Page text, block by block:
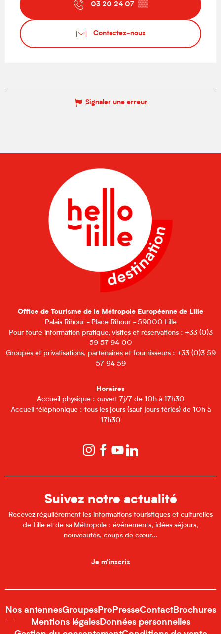
03 20 24 07 ▒▒
Contactez-nous
Signaler une erreur
Office de Tourisme de la Métropole Européenne de Lille
Palais Rihour - Place Rihour - 59000 Lille
Pour toute information pratique, visites et réservations : +33 (0)3
59 57 94 00
Groupes et privatisations, partenaires et fournisseurs : +33 (0)3 59
57 94 59
Horaires
Accueil physique : ouvert 7j/7 de 10h à 17h30
Accueil téléphonique : tous les jours (sauf jours fériés) de 10h à
17h30
Suivez notre actualité
Recevez régulièrement les informations touristiques et culturelles
de Lille et de sa Métropole : événements, idées séjours,
nouveautés, coups de cœur...
Je m'inscris
Nos antennesGroupesPro PresseContactBrochures
Mentions légalesDonnées personnelles